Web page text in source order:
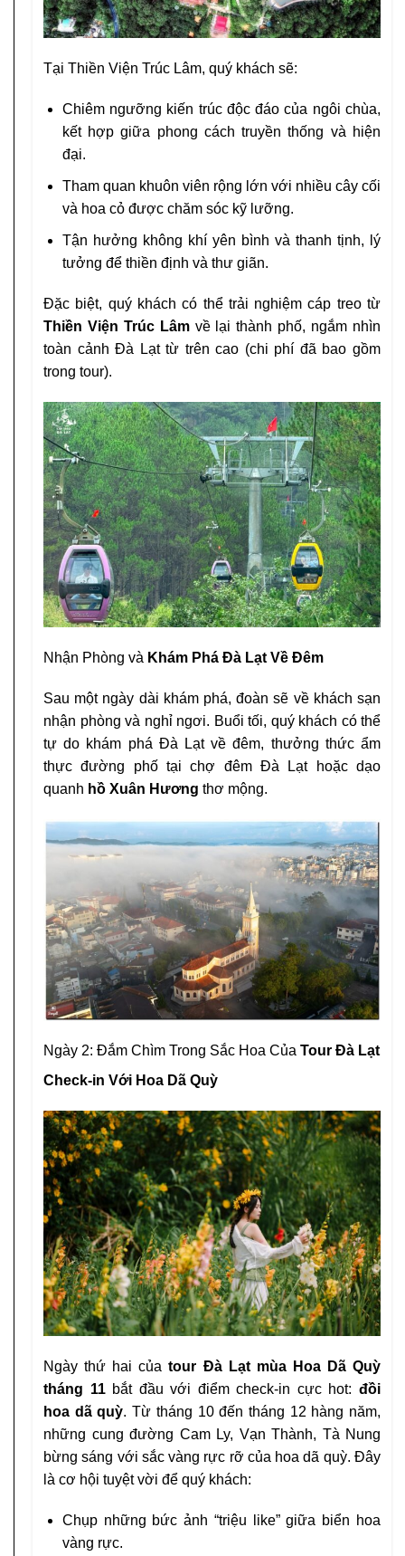
Tại Thiền Viện Trúc Lâm, quý khách sẽ:
Chiêm ngưỡng kiến trúc độc đáo của ngôi chùa,
kết hợp giữa phong cách truyền thống và hiện
đại.
Tham quan khuôn viên rộng lớn với nhiều cây cối
và hoa cỏ được chăm sóc kỹ lưỡng.
Tận hưởng không khí yên bình và thanh tịnh, lý
tưởng để thiền định và thư giãn.
Đặc biệt, quý khách có thể trải nghiệm cáp treo từ
Thiền Viện Trúc Lâmvề lại thành phố, ngắm nhìn
toàn cảnh Đà Lạt từ trên cao (chi phí đã bao gồm
trong tour).
Nhận Phòng và Khám Phá Đà Lạt Về Đêm
Sau một ngày dài khám phá, đoàn sẽ về khách sạn
nhận phòng và nghỉ ngơi. Buổi tối, quý khách có thể
tự do khám phá Đà Lạt về đêm, thưởng thức ẩm
thực đường phố tại chợ đêm Đà Lạt hoặc dạo
quanh hồ Xuân Hương thơ mộng.
Ngày 2: Đắm Chìm Trong Sắc Hoa Của Tour Đà Lạt
Check-in Với Hoa Dã Quỳ
Ngày thứ hai củatour Đà Lạt mùa Hoa Dã Quỳ
tháng 11bắt đầu với điểm check-in cực hot:đồi
hoa dã quỳ. Từ tháng 10 đến tháng 12 hàng năm,
những cung đường Cam Ly, Vạn Thành, Tà Nung
bừng sáng với sắc vàng rực rỡ của hoa dã quỳ. Đây
là cơ hội tuyệt vời để quý khách:
Chụp những bức ảnh “triệu like” giữa biển hoa
vàng rực.